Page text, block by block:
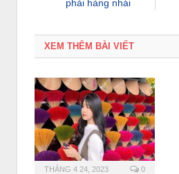
phải hàng nhái
XEM THÊM BÀI VIẾT
THÁNG 4 24, 2023 0